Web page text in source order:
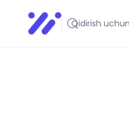
Infoedu
Ta&#039;lim xabarlari